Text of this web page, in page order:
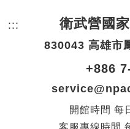
::: 頁尾網站資訊。
衛武營國
830043 高雄市
+886
開館時間 每
客服專線時間